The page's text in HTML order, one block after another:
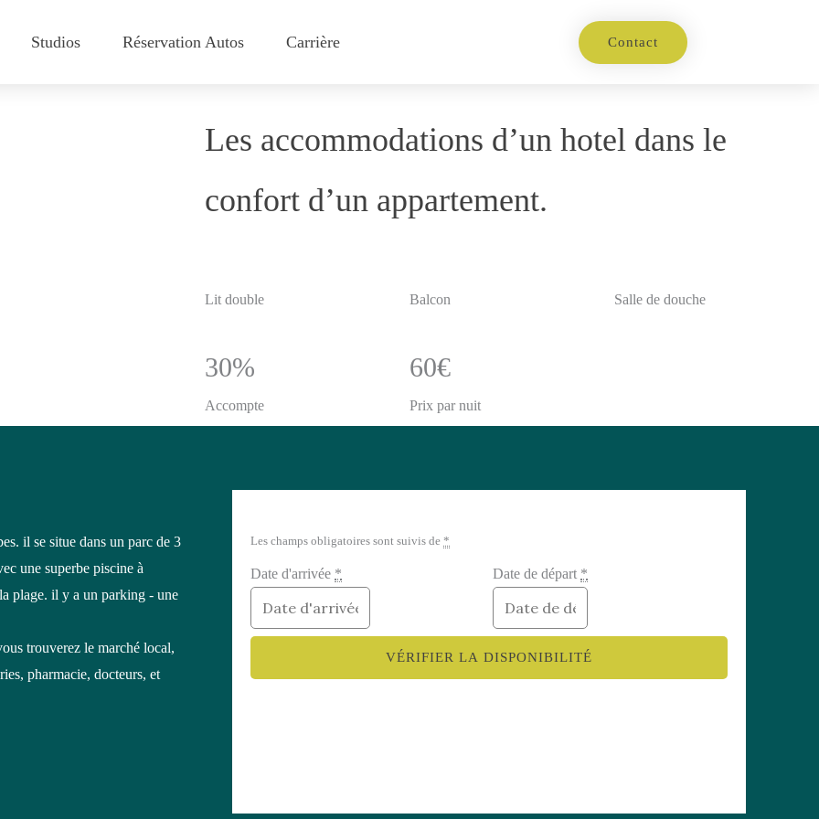
Studios Réservation Autos Carrière Contact
Les accommodations d’un hotel dans le
confort d’un appartement.
Lit double
30%
Accompte
Balcon
60€
Prix par nuit
Salle de douche
il se situe dans un parc de 3
une superbe piscine à
plage. il y a un parking - une
trouverez le marché local,
pharmacie, docteurs, et
Les champs obligatoires sont suivis de *
Date d'arrivée * Date de départ *